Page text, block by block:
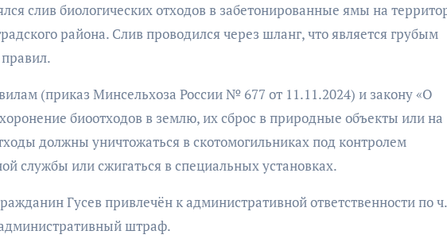
слив биологических отходов в забетонированные ямы на
района. Слив проводился через шланг, что является грубым
(приказ Минсельхоза России № 677 от 11.11.2024) и закону «О
биоотходов в землю, их сброс в природные объекты или на
должны уничтожаться в скотомогильниках под контролем
службы или сжигаться в специальных установках.
Гусев привлечён к административной ответственности по ч.
штраф.